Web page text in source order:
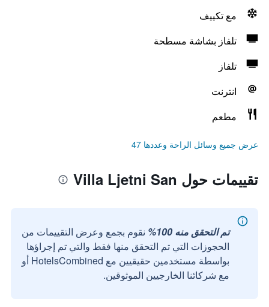
مع تكييف
تلفاز بشاشة مسطحة
تلفاز
انترنت
مطعم
عرض جميع وسائل الراحة وعددها 47
تقييمات حول Villa Ljetni San
تم التحقق منه 100%
نقوم بجمع وعرض التقييمات من
الحجوزات التي تم التحقق منها فقط والتي تم إجراؤها
بواسطة مستخدمين حقيقيين مع HotelsCombined أو
مع شركائنا الخارجيين الموثوقين.